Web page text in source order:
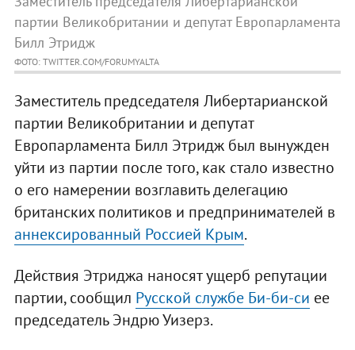
партии Великобритании и депутат Европарламента
Билл Этридж
ФОТО: TWITTER.COM/FORUMYALTA
Заместитель председателя Либертарианской
партии Великобритании и депутат
Европарламента Билл Этридж был вынужден
уйти из партии после того, как стало известно
о его намерении возглавить делегацию
британских политиков и предпринимателей в
аннексированный Россией Крым.
Действия Этриджа наносят ущерб репутации
партии, сообщил Русской службе Би-би-си ее
председатель Эндрю Уизерз.